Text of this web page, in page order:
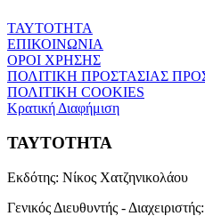
ΤΑΥΤΟΤΗΤΑ
ΕΠΙΚΟΙΝΩΝΙΑ
ΟΡΟΙ ΧΡΗΣΗΣ
ΠΟΛΙΤΙΚΗ ΠΡΟΣΤΑΣΙΑΣ
ΠΟΛΙΤΙΚΗ COOKIES
Κρατική Διαφήμιση
ΤΑΥΤΟΤΗΤΑ
Εκδότης: Νίκος Χατζηνικολάου
Γενικός Διευθυντής - Διαχειριστής: